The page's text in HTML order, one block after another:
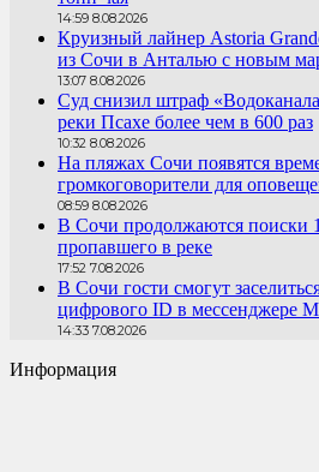
14:59 8.08.2026
Круизный лайнер Astoria
из Сочи в Анталью с новым
13:07 8.08.2026
Суд снизил штраф
реки Псахе более чем в 600 раз
10:32 8.08.2026
На пляжах Сочи появятся
громкоговорители для
08:59 8.08.2026
В Сочи продолжаются поиски
пропавшего в реке
17:52 7.08.2026
В Сочи гости смогут
цифрового ID в мессенджере
14:33 7.08.2026
Информация